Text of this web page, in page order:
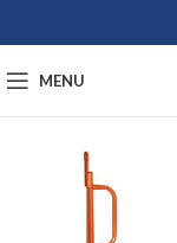
MENU